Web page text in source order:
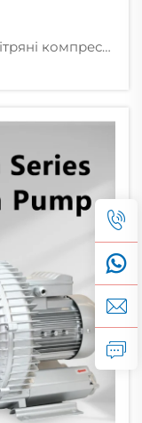
Шукаєте надійні промислові повітряні компресори та вихрові насоси? Зустріньтеся з виробником Jinan Golden Bridge на виставці WIN EURASIA 2026, зал 5, стенд E135, Стамбул. Ми забезпечуємо місцеву доставку запасних частин у Туреччині.